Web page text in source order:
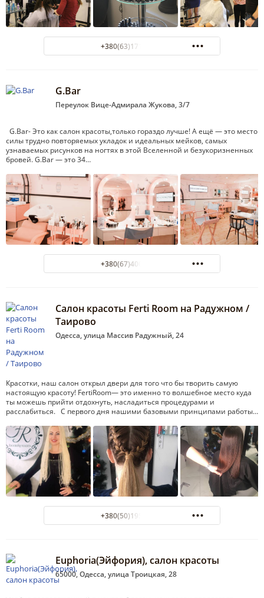
+380(63)171-13-13
G.Bar
Переулок Вице-Адмирала Жукова, 3/7
G.Bar- Это как салон красоты,только гораздо лучше! А ещё — это место
силы трудно повторяемых укладок и идеальных мейков, самых
узнаваемых рисунков на ногтях в этой Вселенной и безукоризненных
бровей. G.Bar — это 34…
+380(67)400-81-11
Салон красоты Ferti Room на Радужном /
Таирово
Одесса, улица Массив Радужный, 24
Красотки, наш салон открыл двери для того что бы творить самую
настоящую красоту! FertiRoom— это именно то волшебное место куда
ты можешь прийти отдохнуть, насладиться процедурами и
расслабиться. С первого дня нашими базовыми принципами работы…
+380(50)195-98-92
Euphoria(Эйфория), салон красоты
65000, Одесса, улица Троицкая, 28